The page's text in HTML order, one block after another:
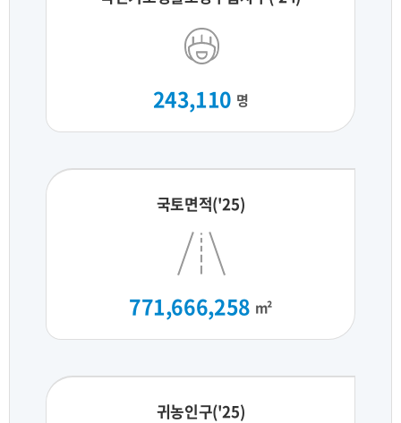
243,110 명
국토면적('25)
771,666,258 m²
귀농인구('25)